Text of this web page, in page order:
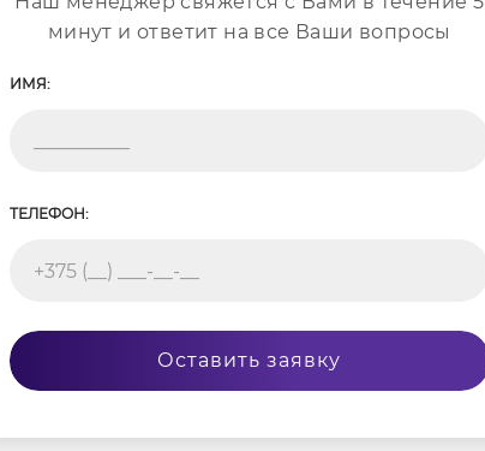
минут и ответит на все Ваши вопросы
ИМЯ:
ТЕЛЕФОН:
Оставить заявку